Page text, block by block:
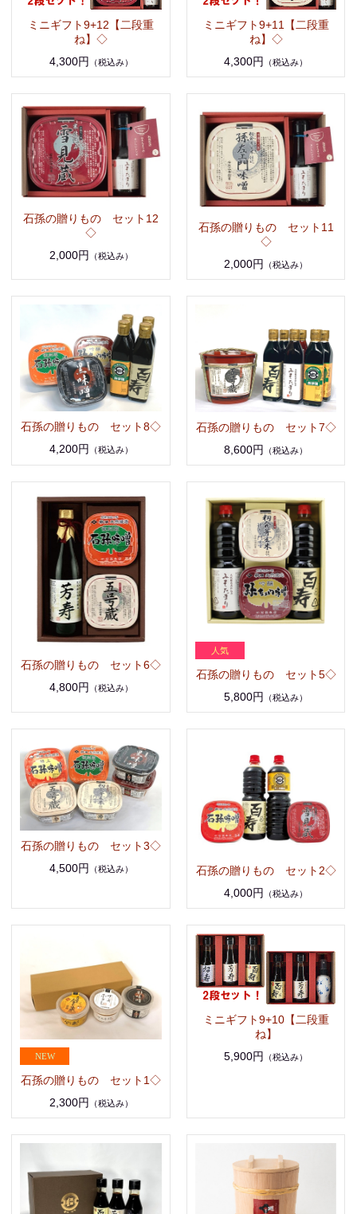
ミニギフト9+12【二段重
ね】◇
4,300円
（税込み）
ミニギフト9+11【二段重
ね】◇
4,300円
（税込み）
石孫の贈りもの セット12
◇
2,000円
（税込み）
石孫の贈りもの セット11
◇
2,000円
（税込み）
石孫の贈りもの セット8◇
4,200円
（税込み）
石孫の贈りもの セット7◇
8,600円
（税込み）
石孫の贈りもの セット6◇
4,800円
（税込み）
石孫の贈りもの セット5◇
5,800円
（税込み）
石孫の贈りもの セット3◇
4,500円
（税込み）
石孫の贈りもの セット2◇
4,000円
（税込み）
石孫の贈りもの セット1◇
2,300円
（税込み）
ミニギフト9+10【二段重
ね】
5,900円
（税込み）